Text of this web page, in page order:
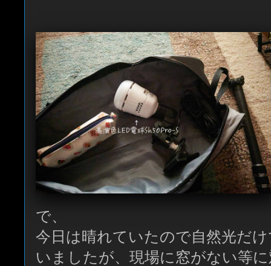
で、
今日は晴れていたので自然光だ
いましたが、現場に窓がない等